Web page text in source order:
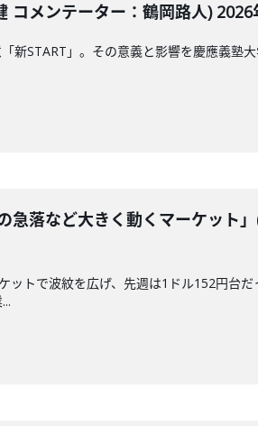
コメンテーター：鶴岡路人)
新START」。その意義と影響を慶應義塾
急落など大きく動くマーケット
ットで波紋を広げ、先週は1ドル152円台